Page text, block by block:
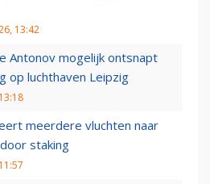
13:42
Antonov mogelijk ontsnapt
op luchthaven Leipzig
meerdere vluchten naar
staking